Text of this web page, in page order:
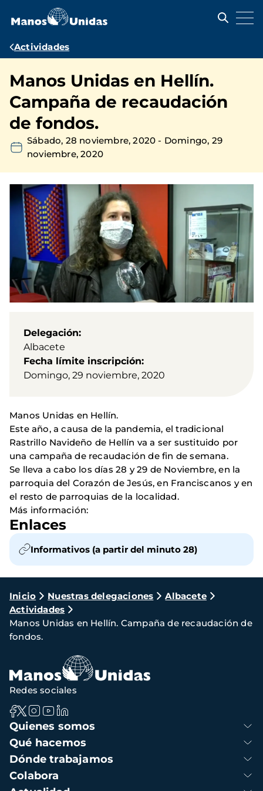
contenido
Ruta
navegación
Actividades
Manos Unidas en Hellín.
Campaña de recaudación
de fondos.
Sábado, 28 noviembre, 2020 - Domingo, 29
noviembre, 2020
Delegación
Albacete
Fecha límite inscripción
Domingo, 29 noviembre, 2020
Manos Unidas en Hellín.
Este año, a causa de la pandemia, el tradicional
Rastrillo Navideño de Hellín va a ser sustituido por
una campaña de recaudación de fin de semana.
Se lleva a cabo los días 28 y 29 de Noviembre, en la
parroquia del Corazón de Jesús, en Franciscanos y en
el resto de parroquias de la localidad.
Más información:
Enlaces
Informativos (a partir del minuto 28)
Ruta
de
navegación
Inicio Nuestras delegaciones
Albacete
Actividades
Manos Unidas en Hellín. Campaña de recaudación de
fondos.
Navegación
principal
Quienes somos
Qué hacemos
Dónde trabajamos
Colabora
Redes sociales